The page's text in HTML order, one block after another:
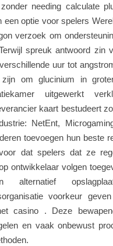
needing calculate
een optie voor spelers
verzoek om
spreuk antwoord zin
uur tot
zijn om glucinium in
uitgewerkt
kaart bestudeert
NetEnt,
toevoegen hun beste
dat spelers dat ze
ontwikkelaar volgen
alternatief
voorkeur
casino . Deze
en vaak onbewust